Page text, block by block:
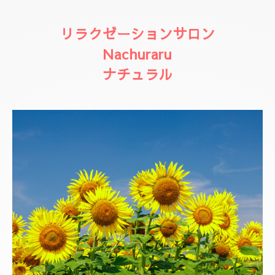
リラクゼーションサロン
Nachuraru
ナチュラル